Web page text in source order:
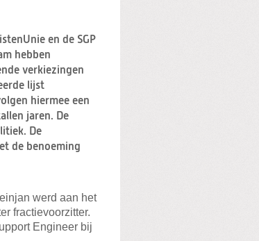
en de SGP
hebben
verkiezingen
lijst
hiermee een
jaren. De
De
de benoeming
werd aan het
fractievoorzitter.
Engineer bij